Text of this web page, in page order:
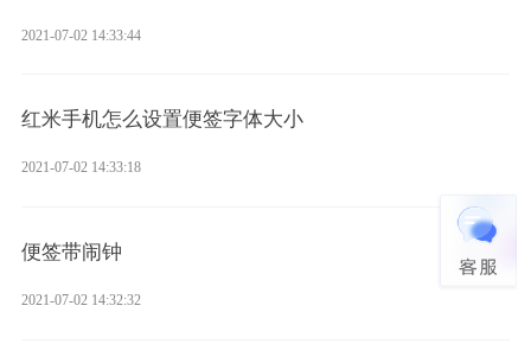
2021-07-02 14:33:44
红米手机怎么设置便签字体大小
2021-07-02 14:33:18
便签带闹钟
2021-07-02 14:32:32